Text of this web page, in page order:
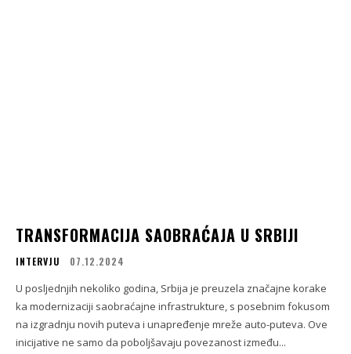
TRANSFORMACIJA SAOBRAĆAJA U SRBIJI
INTERVJU 07.12.2024
U posljednjih nekoliko godina, Srbija je preuzela značajne korake
ka modernizaciji saobraćajne infrastrukture, s posebnim fokusom
na izgradnju novih puteva i unapređenje mreže auto-puteva. Ove
inicijative ne samo da poboljšavaju povezanost između...